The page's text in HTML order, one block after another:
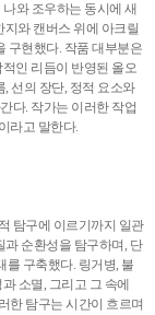
나와 조우하는 동시에 새
와 캔버스 위에 아크릴
구현했다. 작품 대부분은
인 리듬이 반영된 올오
선의 장단, 정적 요소와
다. 작가는 이러한 작업
라고 말한다.
탐구에 이르기까지 일관
과 순환성을 탐구하며, 단
를 구축했다. 링거병, 불
소멸, 그리고 그 속에
한 탐구는 시간이 흐르며